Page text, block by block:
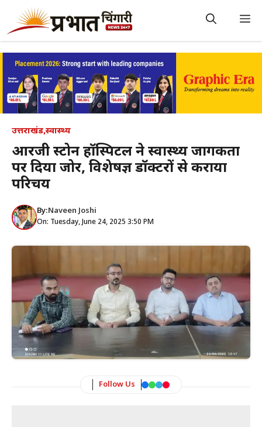
content
उत्तराखंड,स्वास्थ्य
आरजी स्टोन हॉस्पिटल ने स्वास्थ्य जागरूकता
पर दिया जोर, विशेषज्ञ डॉक्टरों से कराया
परिचय
By:Naveen Joshi
On: Tuesday, June 24, 2025 3:50 PM
Follow Us